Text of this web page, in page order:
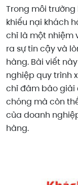
Trong môi trường
khiếu nại khách
chỉ là một nhiệm
ra sự tin cậy và
hàng. Bài viết
nghiệp quy trình
chỉ đảm bảo giải
chóng mà còn
của doanh
hàng.